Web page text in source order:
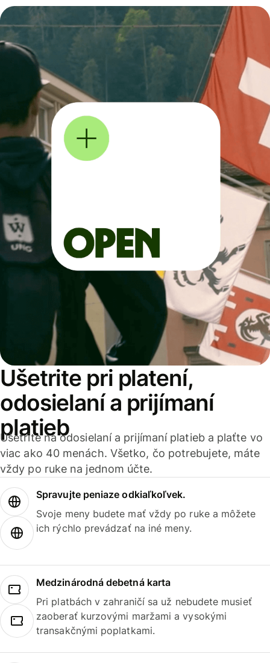
Ušetrite pri platení,
odosielaní a prijímaní
platieb
Ušetrite na odosielaní a prijímaní platieb a plaťte vo
viac ako 40 menách. Všetko, čo potrebujete, máte
vždy po ruke na jednom účte.
Spravujte peniaze odkiaľkoľvek.
Svoje meny budete mať vždy po ruke a môžete
ich rýchlo prevádzať na iné meny.
Medzinárodná debetná karta
Pri platbách v zahraničí sa už nebudete musieť
zaoberať kurzovými maržami a vysokými
transakčnými poplatkami.